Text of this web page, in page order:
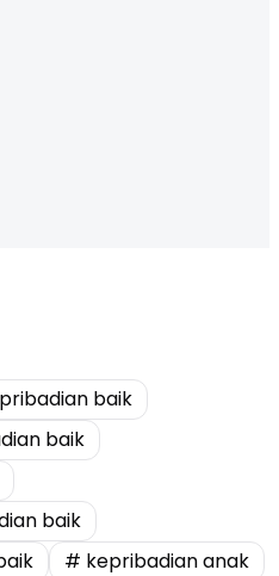
baik
baik
baik
# kepribadian anak